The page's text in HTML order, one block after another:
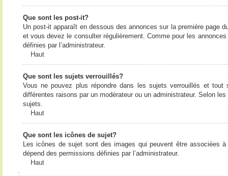
Que sont les post-it?
Un post-it apparaît en dessous des annonces sur la première page
et vous devez le consulter régulièrement. Comme pour les
définies par l’administrateur.
Haut
Que sont les sujets verrouillés?
Vous ne pouvez plus répondre dans les sujets verrouillés et
différentes raisons par un modérateur ou un administrateur. Selon
sujets.
Haut
Que sont les icônes de sujet?
Les icônes de sujet sont des images qui peuvent être associées
dépend des permissions définies par l’administrateur.
Haut